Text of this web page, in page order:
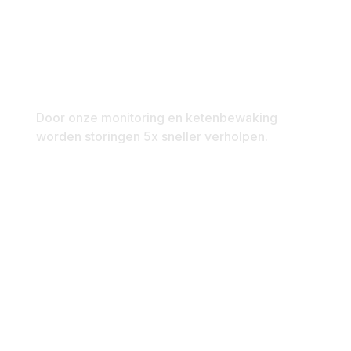
Door onze monitoring en ketenbewaking
worden storingen 5x sneller verholpen.